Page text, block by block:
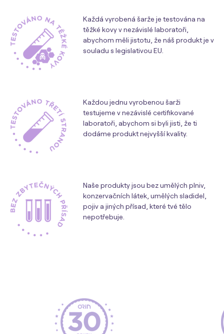
Každá vyrobená šarže je testována na
těžké kovy v nezávislé laboratoři,
abychom měli jistotu, že náš produkt je v
souladu s legislativou EU.
Každou jednu vyrobenou šarži
testujeme v nezávislé certifikované
laboratoři, abychom si byli jisti, že ti
dodáme produkt nejvyšší kvality.
Naše produkty jsou bez umělých plniv,
konzervačních látek, umělých sladidel,
pojiv a jiných přísad, které tvé tělo
nepotřebuje.